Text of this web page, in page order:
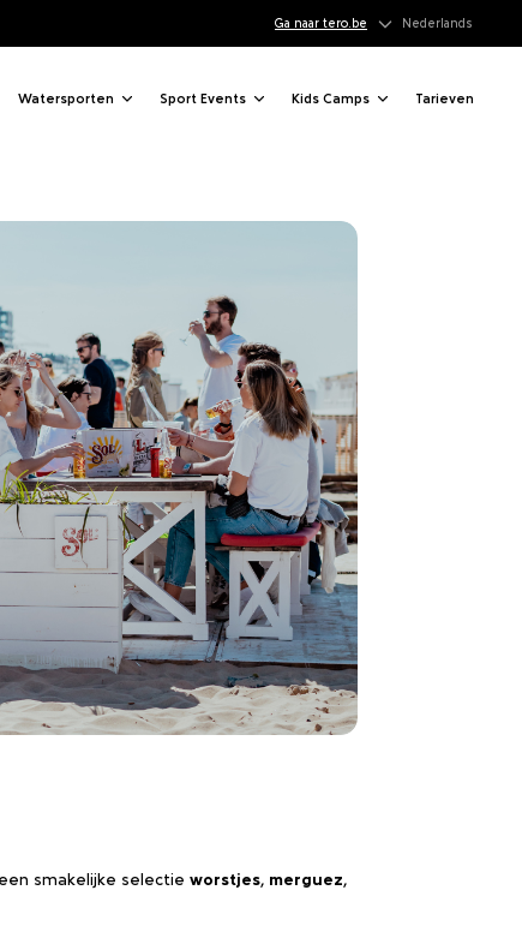
Ga naar tero.be Nederlands
Watersporten Sport Events Kids Camps Tarieven
smakelijke selectie worstjes, merguez,